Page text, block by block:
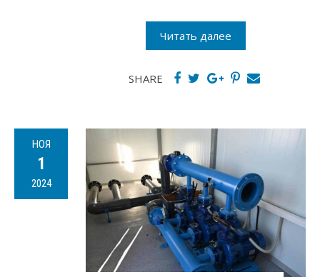
Читать далее
SHARE
НОЯ
1
2024